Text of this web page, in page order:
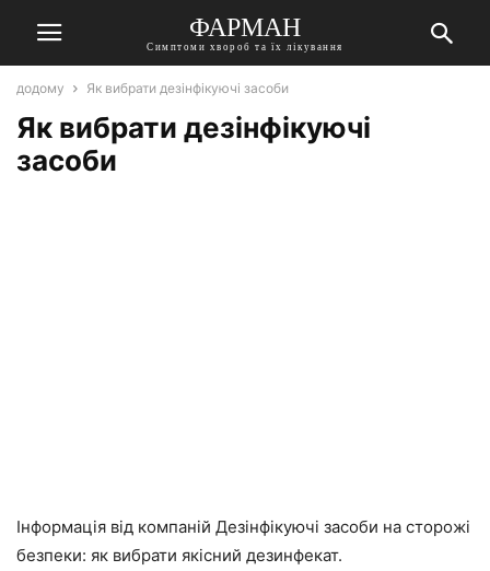
ФАРМАН
Симптоми хвороб та їх лікування
додому Як вибрати дезінфікуючі засоби
Як вибрати дезінфікуючі
засоби
Інформація від компаній Дезінфікуючі засоби на сторожі
безпеки: як вибрати якісний дезинфекат.